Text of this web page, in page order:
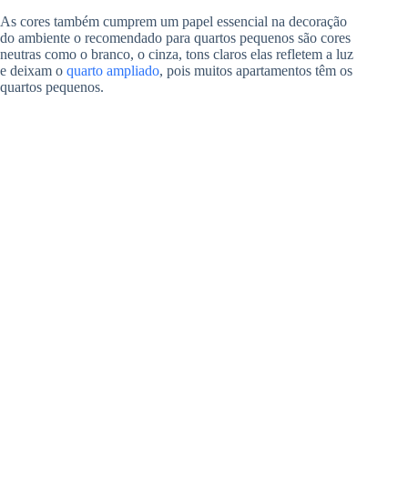
As cores também cumprem um papel essencial na decoração
do ambiente o recomendado para quartos pequenos são cores
neutras como o branco, o cinza, tons claros elas refletem a luz
e deixam o quarto ampliado, pois muitos apartamentos têm os
quartos pequenos.